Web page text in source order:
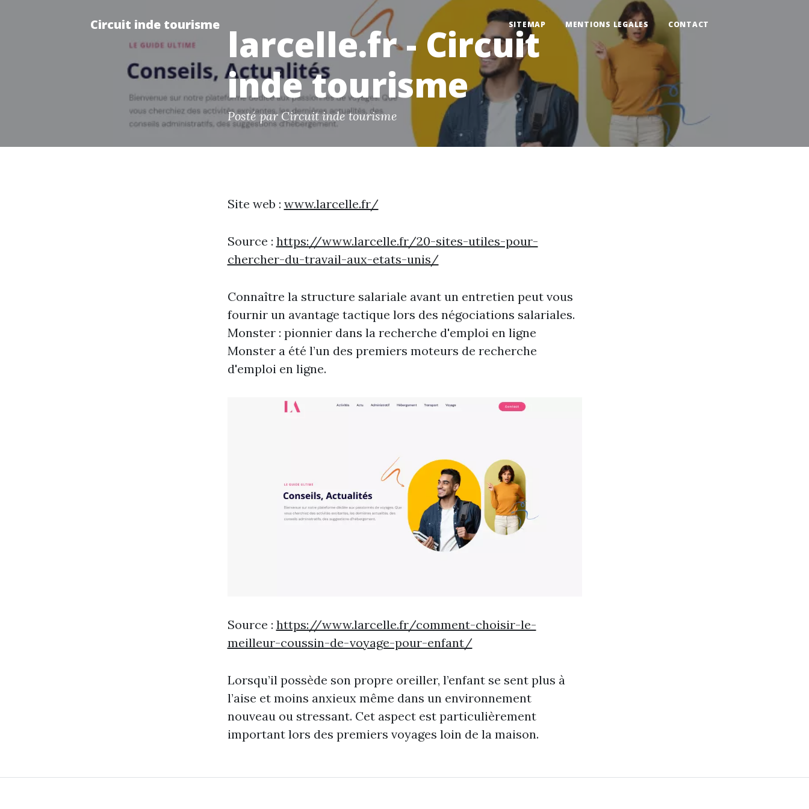
Circuit inde tourisme SITEMAP MENTIONS LEGALES CONTACT
larcelle.fr - Circuit
inde tourisme
Posté par Circuit inde tourisme
Site web : www.larcelle.fr/
Source : https://www.larcelle.fr/20-sites-utiles-pour-
chercher-du-travail-aux-etats-unis/
Connaître la structure salariale avant un entretien peut vous
fournir un avantage tactique lors des négociations salariales.
Monster : pionnier dans la recherche d'emploi en ligne
Monster a été l’un des premiers moteurs de recherche
d'emploi en ligne.
Source : https://www.larcelle.fr/comment-choisir-le-
meilleur-coussin-de-voyage-pour-enfant/
Lorsqu’il possède son propre oreiller, l’enfant se sent plus à
l’aise et moins anxieux même dans un environnement
nouveau ou stressant. Cet aspect est particulièrement
important lors des premiers voyages loin de la maison.